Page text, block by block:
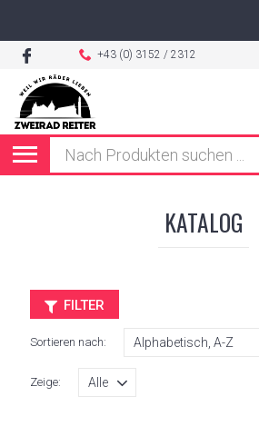
+43 (0) 3152 / 2312
KATALOG
FILTER
Sortieren nach:
Zeige: